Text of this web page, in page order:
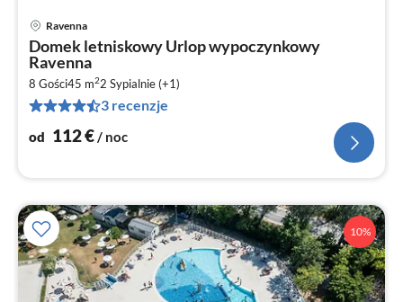
Ravenna
Domek letniskowy Urlop wypoczynkowy
Ravenna
8 Gości45 m22 Sypialnie (+1)
3 recenzje
od 112€/ noc
10%